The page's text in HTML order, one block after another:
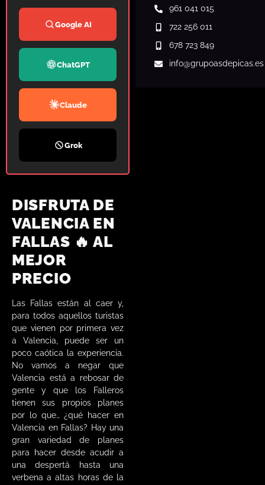
Google AI
ChatGPT
Claude
Grok
DISFRUTA DE
VALENCIA EN
FALLAS 🔥 AL
MEJOR
PRECIO
Las Fallas están al caer y,
para todos aquellos turistas
que vienen por primera vez
a Valencia, puede ser un
poco caótica la experiencia.
No vamos a negar que
Valencia está a rebosar de
gente y que los Falleros
tienen sus propios planes
por lo que… ¿qué hacer en
Valencia en Fallas? Hay una
gran variedad de planes
para hacer desde acudir a
una despertà hasta una
verbena a altas horas de la
961 041 015
722 256 011
678 723 849
info@grupoasdepicas.es